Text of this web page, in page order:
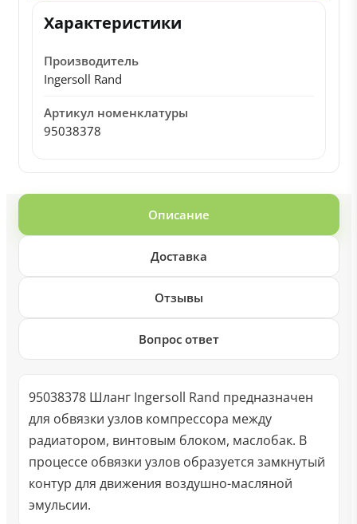
Характеристики
Производитель
Ingersoll Rand
Артикул номенклатуры
95038378
Описание
Доставка
Отзывы
Вопрос ответ
95038378 Шланг Ingersoll Rand предназначен
для обвязки узлов компрессора между
радиатором, винтовым блоком, маслобак. В
процессе обвязки узлов образуется замкнутый
контур для движения воздушно-масляной
эмульсии.